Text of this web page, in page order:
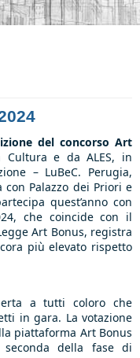
del concorso Art
Cultura e da ALES, in
– LuBeC. Perugia,
Palazzo dei Priori e
quest’anno con
che coincide con il
Art Bonus, registra
più elevato rispetto
a tutti coloro che
in gara. La votazione
piattaforma Art Bonus
della fase di